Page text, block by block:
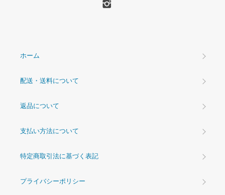
ホーム
配送・送料について
返品について
支払い方法について
特定商取引法に基づく表記
プライバシーポリシー